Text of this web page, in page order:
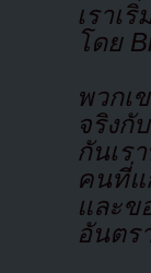
เราเ
โดย
พวกเ
จริงกั
กันเร
คนที่
และ
อันตร